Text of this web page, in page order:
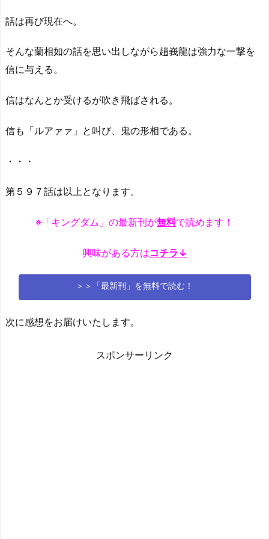
話は再び現在へ。
そんな蘭相如の話を思い出しながら趙峩龍は強力な一撃を
信に与える。
信はなんとか受けるが吹き飛ばされる。
信も「ルアァァ」と叫び、鬼の形相である。
・・・
第５９７話は以上となります。
※「キングダム」の最新刊が無料で読めます！
興味がある方はコチラ↓
＞＞「最新刊」を無料で読む！
次に感想をお届けいたします。
スポンサーリンク